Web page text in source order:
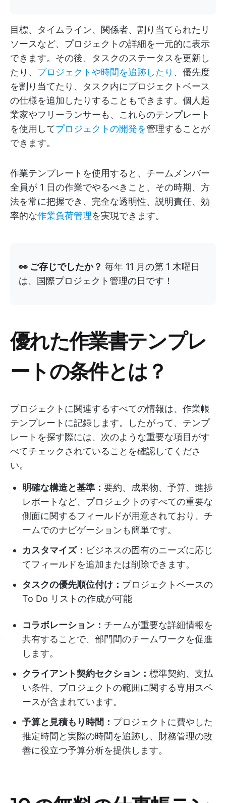
目標、タイムライン、関係者、割り当てられたリ
ソースなど、プロジェクトの詳細を一元的に表示
できます。その後、タスクのステータスを更新し
たり、 プロジェクトや時間を追跡したり 、優先度
を割り当てたり、タスク内にプロジェクトベース
の仕様を追加したりすることもできます。個人起
業家やフリーランサーも、これらのテンプレート
を使用してプロジェクトの開発を管理することが
できます。
作業テンプレートを使用すると、チームメンバー
全員が 1 日の作業でやるべきこと、その時期、方
法を常に把握でき、完全な透明性、説明責任、効
率的な作業負荷管理を実現できます。
👀 ご存じでしたか？ 毎年 11 月の第 1 木曜日
は、国際プロジェクト管理の日です！
優れた作業書テンプレ
ートの条件とは？
プロジェクトに関連するすべての情報は、作業帳
テンプレートに記録します。したがって、テンプ
レートを探す際には、次のような重要な項目がす
べてチェックされていることを確認してくださ
い。
明確な構造と基準： 要約、成果物、予算、進捗
レポートなど、プロジェクトのすべての重要な
側面に関するフィールドが用意されており、チ
ームでのナビゲーションも簡単です。
カスタマイズ： ビジネスの固有のニーズに応じ
てフィールドを追加または削除できます。
タスクの優先順位付け： プロジェクトベースの
To Do リストの作成が可能
コラボレーション： チームが重要な詳細情報を
共有することで、部門間のチームワークを促進
します。
クライアント契約セクション： 標準契約、支払
い条件、プロジェクトの範囲に関する専用スペ
ースが含まれています。
予算と見積もり時間： プロジェクトに費やした
推定時間と実際の時間を追跡し、財務管理の改
善に役立つ予算分析を提供します。